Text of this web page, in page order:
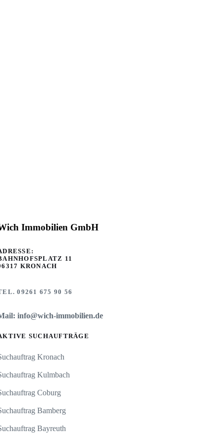
Immobilien GmbH
11
KRONACH
09261 675 90 56
info@wich-immobilien.de
SUCHAUFTRÄGE
Kronach
Kulmbach
Coburg
Bamberg
Bayreuth